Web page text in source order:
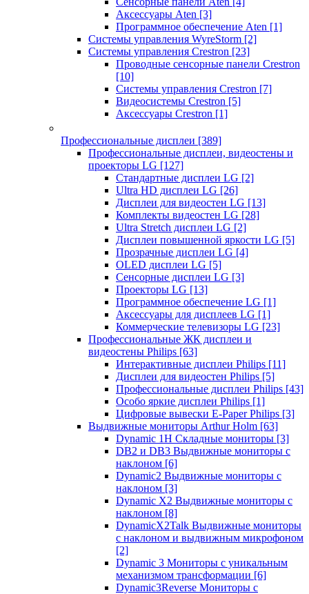
Аксессуары Aten [3]
Программное обеспечение Aten [1]
Системы управления WyreStorm [2]
Системы управления Crestron [23]
Проводные сенсорные панели Crestron
[10]
Системы управления Crestron [7]
Видеосистемы Crestron [5]
Аксессуары Crestron [1]
Профессиональные дисплеи [389]
Профессиональные дисплеи, видеостены и
проекторы LG [127]
Стандартные дисплеи LG [2]
Ultra HD дисплеи LG [26]
Дисплеи для видеостен LG [13]
Комплекты видеостен LG [28]
Ultra Stretch дисплеи LG [2]
Дисплеи повышенной яркости LG [5]
Прозрачные дисплеи LG [4]
OLED дисплеи LG [5]
Сенсорные дисплеи LG [3]
Проекторы LG [13]
Программное обеспечение LG [1]
Аксессуары для дисплеев LG [1]
Коммерческие телевизоры LG [23]
Профессиональные ЖК дисплеи и
видеостены Philips [63]
Интерактивные дисплеи Philips [11]
Дисплеи для видеостен Philips [5]
Профессиональные дисплеи Philips [43]
Особо яркие дисплеи Philips [1]
Цифровые вывески E-Paper Philips [3]
Выдвижные мониторы Arthur Holm [63]
Dynamic 1Н Складные мониторы [3]
DB2 и DB3 Выдвижные мониторы с
наклоном [6]
Dynamic2 Выдвижные мониторы с
наклоном [3]
Dynamic X2 Выдвижные мониторы с
наклоном [8]
DynamicX2Talk Выдвижные мониторы
с наклоном и выдвижным микрофоном
[2]
Dynamic 3 Мониторы с уникальным
механизмом трансформации [6]
Dynamic3Reverse Мониторы с